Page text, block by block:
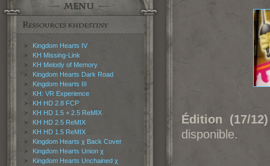
Kingdom Hearts IV
KH Missing-Link
KH Melody of Memory
Kingdom Hearts Dark Road
Kingdom Hearts III
KH: VR Experience
KH HD 2.8 FCP
KH HD 1.5 + 2.5 ReMIX
KH HD 2.5 ReMIX
KH HD 1.5 ReMIX
Kingdom Hearts χ Back Cover
Kingdom Hearts Union χ
Kingdom Hearts Unchained χ
Édition (17/12)
disponible.